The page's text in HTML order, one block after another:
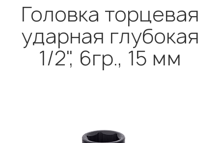
Головка торцевая
ударная глубокая
1/2", 6гр., 15 мм